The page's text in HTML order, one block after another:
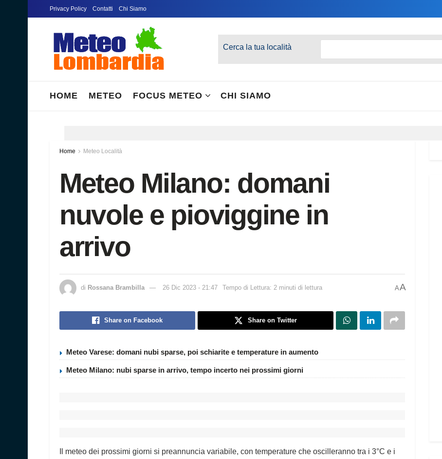
Privacy Policy Contatti Chi Siamo
Cerca la tua località
HOME METEO FOCUS METEO CHI SIAMO
Home Meteo Località
Meteo Milano: domani
nuvole e pioviggine in
arrivo
di Rossana Brambilla 26 Dic 2023 - 21:47 Tempo di Lettura: 2 minuti di lettura AA
Share on Facebook Share on Twitter
Meteo Varese: domani nubi sparse, poi schiarite e temperature in aumento
Meteo Milano: nubi sparse in arrivo, tempo incerto nei prossimi giorni
Il meteo dei prossimi giorni si preannuncia variabile, con temperature che oscilleranno tra i 3°C e i